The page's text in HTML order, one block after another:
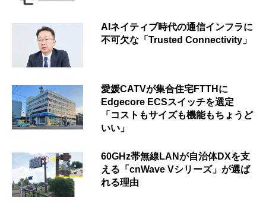
AIネイティブ時代の通信インフラに
不可欠な「Trusted Connectivity」
愛媛CATVが集合住宅FTTHに
Edgecore ECSスイッチを選定
「コストもサイズも機能もちょうど
いい」
60GHz帯無線LANが自治体DXを支
える「cnWave Vシリーズ」が選ば
れる理由